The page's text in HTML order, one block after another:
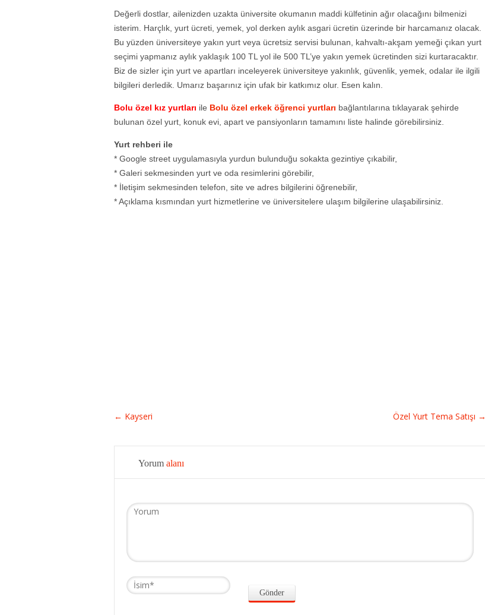
Değerli dostlar, ailenizden uzakta üniversite okumanın maddi külfetinin ağır olacağını bilmenizi
isterim. Harçlık, yurt ücreti, yemek, yol derken aylık asgari ücretin üzerinde bir harcamanız olacak.
Bu yüzden üniversiteye yakın yurt veya ücretsiz servisi bulunan, kahvaltı-akşam yemeği çıkan yurt
seçimi yapmanız aylık yaklaşık 100 TL yol ile 500 TL’ye yakın yemek ücretinden sizi kurtaracaktır.
Biz de sizler için yurt ve apartları inceleyerek üniversiteye yakınlık, güvenlik, yemek, odalar ile ilgili
bilgileri derledik. Umarız başarınız için ufak bir katkımız olur. Esen kalın.
Bolu özel kız yurtları ile Bolu özel erkek öğrenci yurtları bağlantılarına tıklayarak şehirde
bulunan özel yurt, konuk evi, apart ve pansiyonların tamamını liste halinde görebilirsiniz.
Yurt rehberi ile
* Google street uygulamasıyla yurdun bulunduğu sokakta gezintiye çıkabilir,
* Galeri sekmesinden yurt ve oda resimlerini görebilir,
* İletişim sekmesinden telefon, site ve adres bilgilerini öğrenebilir,
* Açıklama kısmından yurt hizmetlerine ve üniversitelere ulaşım bilgilerine ulaşabilirsiniz.
← Kayseri Özel Yurt Tema Satışı →
Yorum alanı